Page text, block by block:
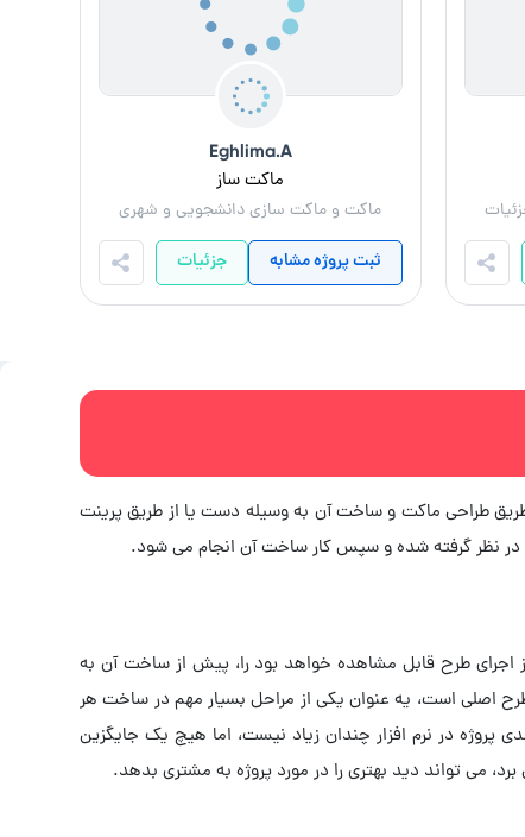
Eghlima.A
ماکت ساز
ماکت و ماکت سازی دانشجویی و شهری
ثبت پروژه مشابه جزئیات
طراحی ماکت و ساخت آن به وسیله دست یا از طریق پرینت
در نظر گرفته شده و سپس کار ساخت آن انجام می شود.
اجرای طرح قابل مشاهده خواهد بود را، پیش از ساخت آن به
طرح اصلی است، یه عنوان یکی از مراحل بسیار مهم در ساخت هر
در نرم افزار چندان زیاد نیست، اما هیچ یک جایگزین
می تواند دید بهتری را در مورد پروژه به مشتری بدهد.